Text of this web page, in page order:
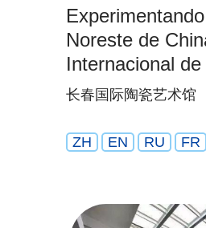
Noreste de
Internacional
Changchun
长春国际陶瓷艺术馆
ZH EN RU FR